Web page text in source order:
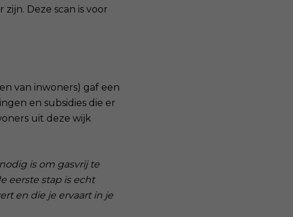
Deze scan is voor
van inwoners) gaf een
en subsidies die er
uit deze wijk
is om gasvrij te
eerste stap is echt
en die je ervaart in je